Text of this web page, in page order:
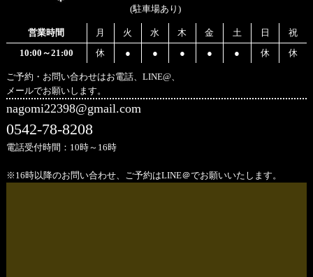
(駐車場あり)
営業時間 月 火 水 木 金 土 日
祝
10:00～21:00
休 ● ● ● ● ● 休 休
ご予約・お問い合わせはお電話、LINE@、
メールでお願いします。
nagomi22398@gmail.com
0542-78-8208
電話受付時間：10時～16時
※16時以降のお問い合わせ、ご予約はLINE＠でお願いいたします。